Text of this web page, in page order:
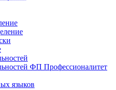
ФП Профессионалитет
языков